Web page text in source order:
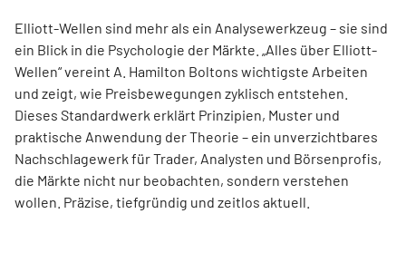
Elliott-Wellen sind mehr als ein Analysewerkzeug – sie sind
ein Blick in die Psychologie der Märkte. „Alles über Elliott-
Wellen“ vereint A. Hamilton Boltons wichtigste Arbeiten
und zeigt, wie Preisbewegungen zyklisch entstehen.
Dieses Standardwerk erklärt Prinzipien, Muster und
praktische Anwendung der Theorie – ein unverzichtbares
Nachschlagewerk für Trader, Analysten und Börsenprofis,
die Märkte nicht nur beobachten, sondern verstehen
wollen. Präzise, tiefgründig und zeitlos aktuell.